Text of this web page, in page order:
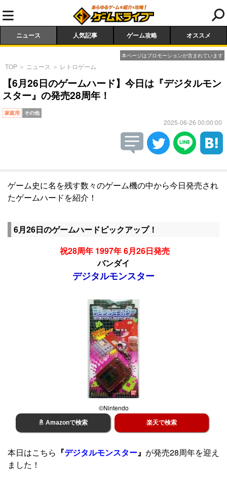
ニュース 人気記事 ゲーム攻略 オススメ
本ページはプロモーションが含まれています
TOP ＞ ニュース ＞ レトロゲーム
【6月26日のゲームハード】今日は『デジタルモン
スター』の発売28周年！
家庭用 その他
2025-06-26 00:00:00
ゲーム史に名を残す数々のゲーム機の中から今日発売され
たゲームハードを紹介！
6月26日のゲームハードピックアップ！
祝28周年 1997年 6月26日発売
バンダイ
デジタルモンスター
©Nintendo
Amazonで検索 楽天で検索
本日はこちら 『デジタルモンスター』 が発売28周年を迎え
ました！